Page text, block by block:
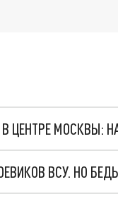
ЦЕНТРЕ МОСКВЫ:
ВСУ. НО